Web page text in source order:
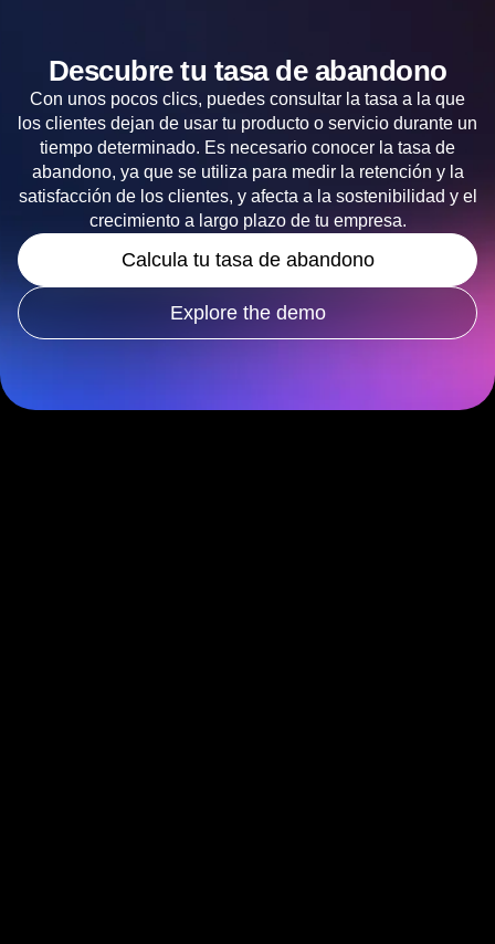
Descubre tu tasa de abandono
Con unos pocos clics, puedes consultar la tasa a la que
los clientes dejan de usar tu producto o servicio durante un
tiempo determinado. Es necesario conocer la tasa de
abandono, ya que se utiliza para medir la retención y la
satisfacción de los clientes, y afecta a la sostenibilidad y el
crecimiento a largo plazo de tu empresa.
Calcula tu tasa de abandono